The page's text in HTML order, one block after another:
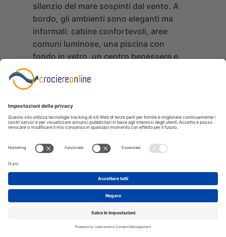
silenzio del mare sospinti dal vento. A
bordo, gli ambienti sono eleganti ma
informali: cabine confortevoli, aree
comuni luminose, una piscina con
fondo in vetro, un centro benessere e
giornata piacevole e rilassante.
La nave ospita un numero limitato di
passeggeri, garantendo un’atmosfera
intima e un servizio attento e
tradizione internazionale e specialità
locali, preparati con ingredienti di
qualità e serviti in un ambiente elegante
ma senza formalità eccessive. Durante